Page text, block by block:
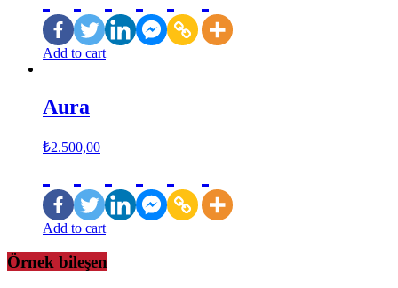
Add to cart
Aura
₺2.500,00
Add to cart
Örnek bileşen